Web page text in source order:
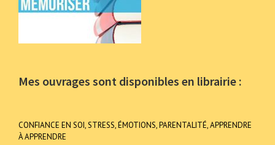
Mes ouvrages sont disponibles en librairie :
CONFIANCE EN SOI, STRESS, ÉMOTIONS, PARENTALITÉ, APPRENDRE
À APPRENDRE